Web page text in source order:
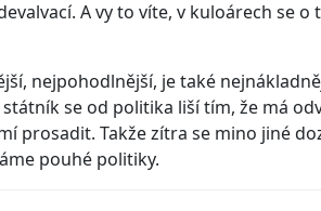
A vy to víte, v kuloárech se o
nejpohodlnější, je také
se od politika liší tím, že má
prosadit. Takže zítra se mino jiné
pouhé politiky.